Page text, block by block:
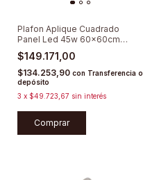
Plafon Aplique Cuadrado
Panel Led 45w 60x60cm
Difusor
$149.171,00
$134.253,90 con Transferencia o
depósito
3 x $49.723,67 sin interés